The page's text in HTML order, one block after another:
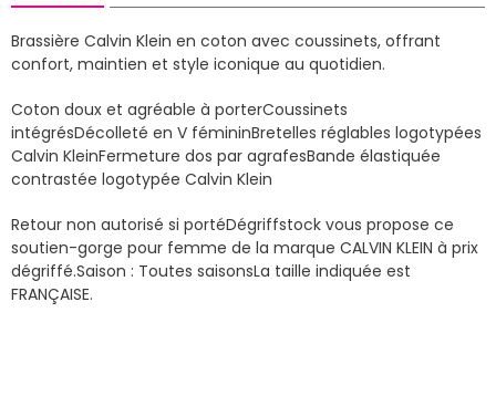
Brassière Calvin Klein en coton avec coussinets, offrant
confort, maintien et style iconique au quotidien.
Coton doux et agréable à porterCoussinets
intégrésDécolleté en V fémininBretelles réglables logotypées
Calvin KleinFermeture dos par agrafesBande élastiquée
contrastée logotypée Calvin Klein
Retour non autorisé si portéDégriffstock vous propose ce
soutien-gorge pour femme de la marque CALVIN KLEIN à prix
dégriffé.Saison : Toutes saisonsLa taille indiquée est
FRANÇAISE.